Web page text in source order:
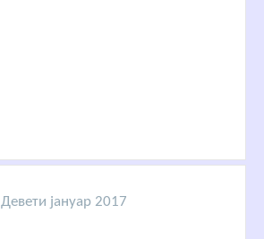
Девети јануар 2017